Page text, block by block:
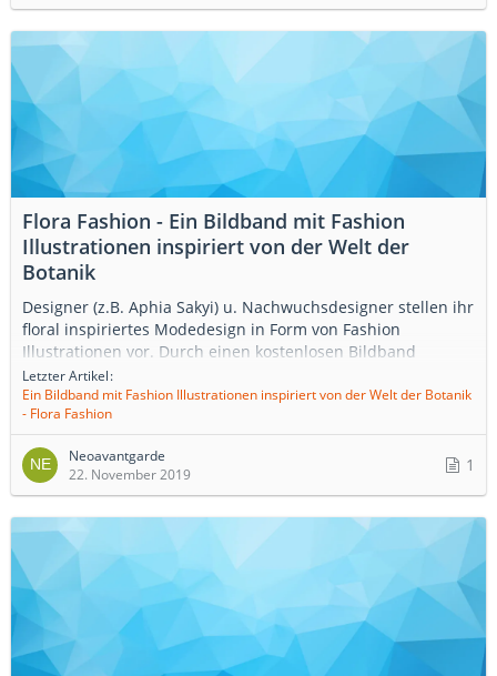
Flora Fashion - Ein Bildband mit Fashion
Illustrationen inspiriert von der Welt der
Botanik
Designer (z.B. Aphia Sakyi) u. Nachwuchsdesigner stellen ihr
floral inspiriertes Modedesign in Form von Fashion
Illustrationen vor. Durch einen kostenlosen Bildband
entführen Sie uns in die atemberaubende Welt der
Verschmelzung von Botanik und Fashion. Download zum
Flora Fashion Bildband https://www.klingel.de/flower-
fashion/
Letzter Artikel
Ein Bildband mit Fashion Illustrationen inspiriert von der Welt der Botanik
- Flora Fashion
Neoavantgarde
22. November 2019
1